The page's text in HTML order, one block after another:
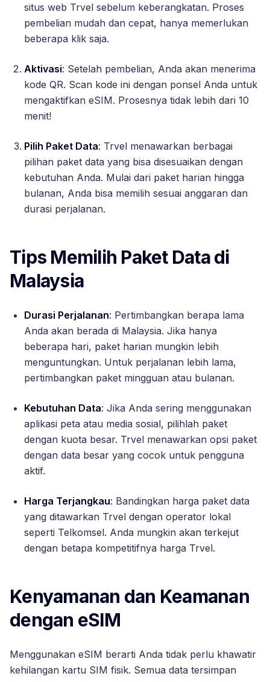
situs web Trvel sebelum keberangkatan. Proses
pembelian mudah dan cepat, hanya memerlukan
beberapa klik saja.
Aktivasi: Setelah pembelian, Anda akan menerima
kode QR. Scan kode ini dengan ponsel Anda untuk
mengaktifkan eSIM. Prosesnya tidak lebih dari 10
menit!
Pilih Paket Data: Trvel menawarkan berbagai
pilihan paket data yang bisa disesuaikan dengan
kebutuhan Anda. Mulai dari paket harian hingga
bulanan, Anda bisa memilih sesuai anggaran dan
durasi perjalanan.
Tips Memilih Paket Data di
Malaysia
Durasi Perjalanan: Pertimbangkan berapa lama
Anda akan berada di Malaysia. Jika hanya
beberapa hari, paket harian mungkin lebih
menguntungkan. Untuk perjalanan lebih lama,
pertimbangkan paket mingguan atau bulanan.
Kebutuhan Data: Jika Anda sering menggunakan
aplikasi peta atau media sosial, pilihlah paket
dengan kuota besar. Trvel menawarkan opsi paket
dengan data besar yang cocok untuk pengguna
aktif.
Harga Terjangkau: Bandingkan harga paket data
yang ditawarkan Trvel dengan operator lokal
seperti Telkomsel. Anda mungkin akan terkejut
dengan betapa kompetitifnya harga Trvel.
Kenyamanan dan Keamanan
dengan eSIM
Menggunakan eSIM berarti Anda tidak perlu khawatir
kehilangan kartu SIM fisik. Semua data tersimpan